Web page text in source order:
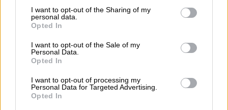
not limited to your visit or usage behaviour. You may click to
grant or deny consent to Google and its third-party tags to
use your data for below specified purposes in below Google
consent section.
I want to opt-out of the Sharing of my
personal data.
Opted In
I want to opt-out of the Sale of my
Personal Data.
Opted In
I want to opt-out of processing my
Personal Data for Targeted Advertising.
Opted In